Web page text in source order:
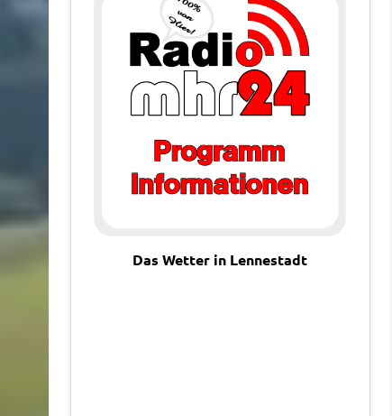
Das Wetter in Lennestadt